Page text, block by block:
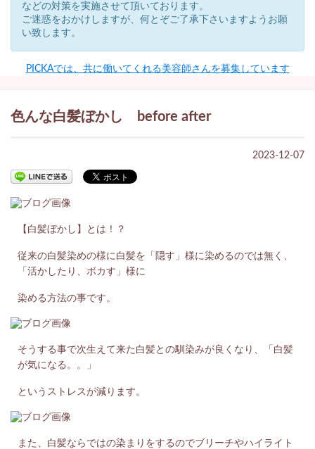
などの対策を実施させて頂いております。
ご迷惑をおかけしますが、何とぞご了承下さいますようお願
い致します。
PICKAでは、共に働いてくれる美容師さんを募集しています
色んな白髪ぼかし before after
2023-12-07
【白髪ぼかし】とは！？
従来の白髪染めの様に白髪を「隠す」様に染めるのでは無く、
「活かしたり、ボカす」様に
染める方法の事です。
そうする事で次生えて来た白髪との馴染みが良くなり、「白髪
が気になる。。」
というストレスが減ります。
また、白髪ならではの染まりをするのでブリーチやハイライト